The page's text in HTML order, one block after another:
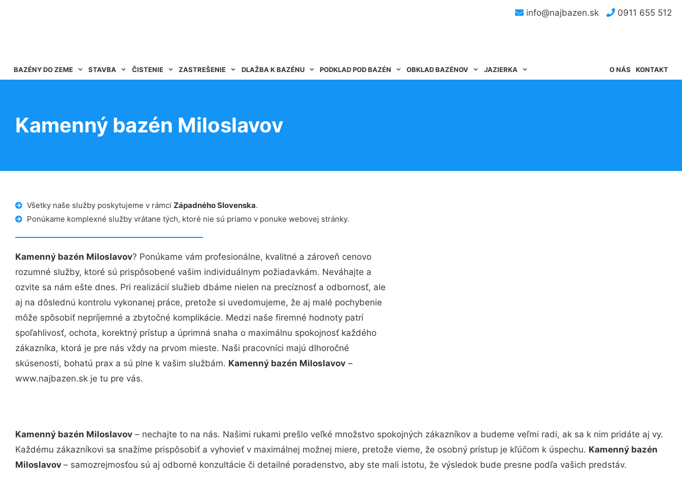
info@najbazen.sk 0911 655 512
BAZÉNY DO ZEME STAVBA ČISTENIE ZASTREŠENIE DLAŽBA K BAZÉNU PODKLAD POD BAZÉN OBKLAD BAZÉNOV JAZIERKA KONTAKT
O NÁS
Kamenný bazén Miloslavov
Všetky naše služby poskytujeme v rámci Západného Slovenska.
Ponúkame komplexné služby vrátane tých, ktoré nie sú priamo v ponuke webovej stránky.
Kamenný bazén Miloslavov? Ponúkame vám profesionálne, kvalitné a zároveň cenovo
rozumné služby, ktoré sú prispôsobené vašim individuálnym požiadavkám. Neváhajte a
ozvite sa nám ešte dnes. Pri realizácií služieb dbáme nielen na precíznosť a odbornosť, ale
aj na dôslednú kontrolu vykonanej práce, pretože si uvedomujeme, že aj malé pochybenie
môže spôsobiť nepríjemné a zbytočné komplikácie. Medzi naše firemné hodnoty patrí
spoľahlivosť, ochota, korektný prístup a úprimná snaha o maximálnu spokojnosť každého
zákazníka, ktorá je pre nás vždy na prvom mieste. Naši pracovníci majú dlhoročné
skúsenosti, bohatú prax a sú plne k vašim službám. Kamenný bazén Miloslavov –
www.najbazen.sk je tu pre vás.
Kamenný bazén Miloslavov – nechajte to na nás. Našimi rukami prešlo veľké množstvo spokojných zákazníkov a budeme veľmi radi, ak sa k nim pridáte aj vy.
Každému zákazníkovi sa snažíme prispôsobiť a vyhovieť v maximálnej možnej miere, pretože vieme, že osobný prístup je kľúčom k úspechu. Kamenný bazén
Miloslavov – samozrejmosťou sú aj odborné konzultácie či detailné poradenstvo, aby ste mali istotu, že výsledok bude presne podľa vašich predstáv.